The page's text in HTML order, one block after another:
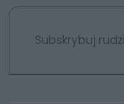
Subskrybuj